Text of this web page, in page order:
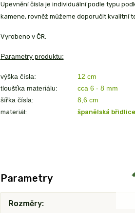
Upevnění čísla je individuální podle typu
kamene, rovněž můžeme doporučit kvalitní
Vyrobeno v ČR.
Parametry produktu:
výška čísla:
12 cm
tloušťka materiálu:
cca 6 - 8 mm
šířka čísla:
8,6 cm
materiál: španělská břidlice
Parametry
Rozměry